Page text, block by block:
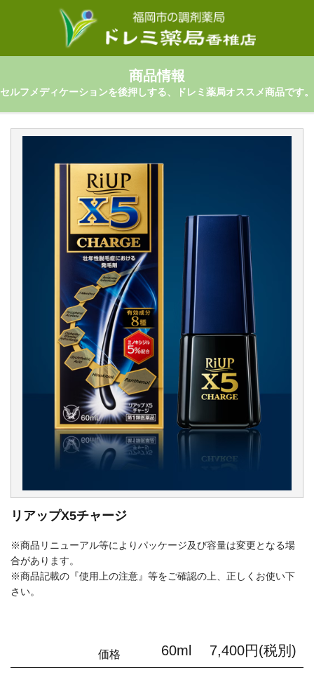
商品情報
セルフメディケーションを後押しする、ドレミ薬局オススメ商品です。
リアップX5チャージ
※商品リニューアル等によりパッケージ及び容量は変更となる場
合があります。
※商品記載の『使用上の注意』等をご確認の上、正しくお使い下
さい。
価格 60ml 7,400円(税別)